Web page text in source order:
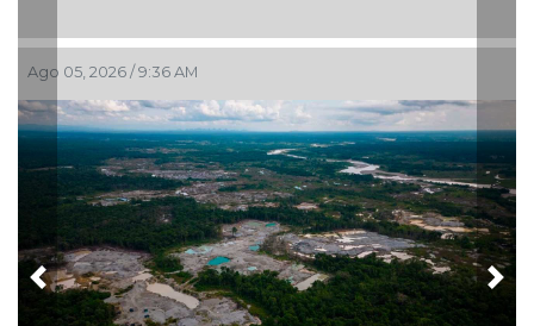
Ago 05, 2026 / 9:36 AM
Previous